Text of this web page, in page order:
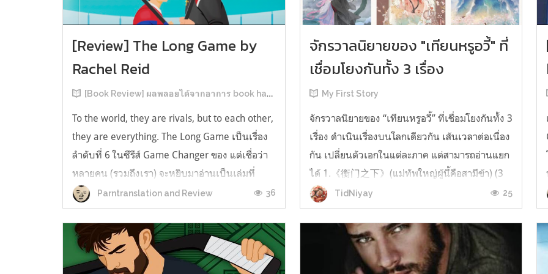
[Review] The Long Game by
Rachel Reid
[Book Review] ผลพลอยได้จากอาการ book hangover หลังอ่านสารพัน MM Romance
To the world, they are rivals, but to each other,
they are everything. The Long Game เป็นเรื่อง
ลำดับที่ 6 ในซีรีส์ Game Changer ของ แต่เชื่อว่า
หลายคน (รวมถึงเรา) จะหยิบมาอ่านเป็นเล่มที่
2หลังจากอ่าน Heated Rivalry มา555 เรื่องย่อ:
The Long Game เล่ม Long Game นี่จะเป็น
ประมาณ2 ปีหลังจาก HR จะดำเนินเ...
Parntranslation and Review 36
จักรวาลนิยายของ "เทียนหรูอวี้" ที่
เชื่อมโยงกันทั้ง 3 เรื่อง
My First Story
จักรวาลนิยายของ “เทียนหรูอวี้” ที่เชื่อมโยงกันทั้ง 3
เรื่อง ดำเนินเรื่องบนโลกเดียวกัน เส้นเวลาต่อเนื่อง
กัน เปลี่ยนตัวเอกในแต่ละภาค แต่สามารถอ่านแยก
ได้ 1.《衡门之下》(แม่ทัพใหญ่ผู้นี้คือสามีข้า) (3
เล่มจบ) เป็นเรื่องที่เกิดก่อน เล่าเรื่องของ ฝูถิง กับ
หลี่ชีฉือ ที่ต้องแต่งงานกันก่อนจะใช้ชีวิตห่างไกล
TidNiyay 25